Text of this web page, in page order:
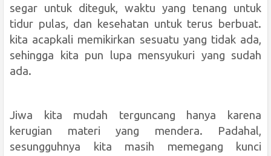
segar untuk diteguk, waktu yang tenang untuk
tidur pulas, dan kesehatan untuk terus berbuat.
kita acapkali memikirkan sesuatu yang tidak ada,
sehingga kita pun lupa mensyukuri yang sudah
ada.
Jiwa kita mudah terguncang hanya karena
kerugian materi yang mendera. Padahal,
sesungguhnya kita masih memegang kunci